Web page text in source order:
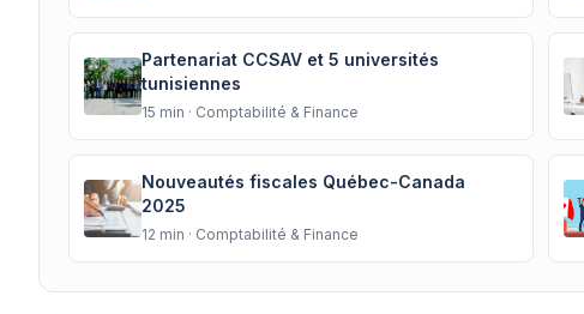
Partenariat CCSAV et 5 universités
tunisiennes
15 min · Comptabilité & Finance
Nouveautés fiscales Québec-Canada
2025
12 min · Comptabilité & Finance